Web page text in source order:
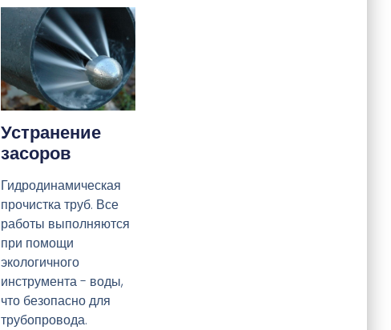
Устранение
засоров
Гидродинамическая
прочистка труб. Все
работы выполняются
при помощи
экологичного
инструмента - воды,
что безопасно для
трубопровода.